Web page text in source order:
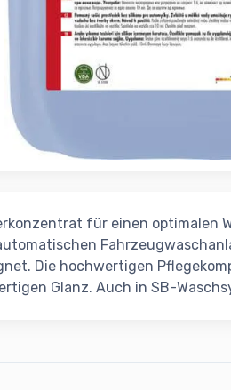
für einen optimalen
Die hochwertigen
Glanz. Auch in SB-